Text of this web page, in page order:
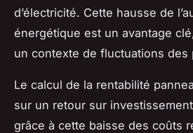
d’électricité. Cette hausse de
énergétique est un avantage
un contexte de fluctuations des
Le calcul de la rentabilité
sur un retour sur
grâce à cette baisse des coûts